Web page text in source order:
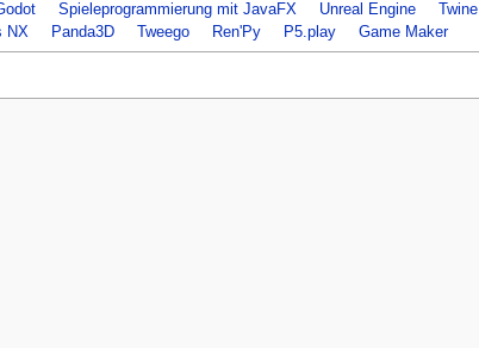
Spieleprogrammierung mit JavaFX Unreal Engine Twine
NX Panda3D Tweego Ren'Py P5.play Game Maker